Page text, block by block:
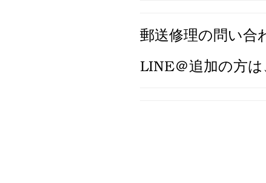
郵送修理の問い合
LINE＠追加の方